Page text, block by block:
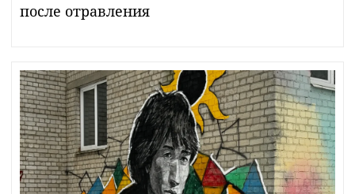
после отравления